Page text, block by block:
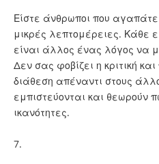
Είστε άνθρωποι που αγαπάτε
μικρές λεπτομέρειες. Κάθε
είναι άλλος ένας λόγος να
Δεν σας φοβίζει η κριτική
διάθεση απέναντι στους
εμπιστεύονται και θεωρούν
ικανότητες.
7.